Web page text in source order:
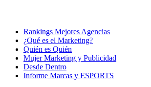
Rankings Mejores Agencias
¿Qué es el Marketing?
Quién es Quién
Mujer Marketing y Publicidad
Desde Dentro
Informe Marcas y ESPORTS